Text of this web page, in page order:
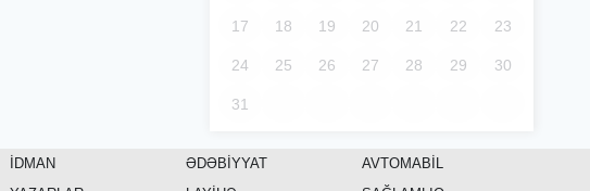
17 18 19 20 21 22 23
24 25 26 27 28 29 30
31
İDMAN
ƏDƏBİYYAT
AVTOMABİL